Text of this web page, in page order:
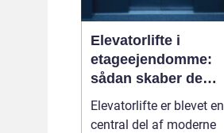
Elevatorlifte i
etageejendomme:
sådan skaber de
tilgængelighed og
værdi
Elevatorlifte er blevet en
central del af moderne